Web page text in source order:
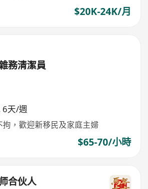
$20K-24K/月
務清潔員
6天/週
，歡迎新移民及家庭主婦
$65-70/小時
合伙人